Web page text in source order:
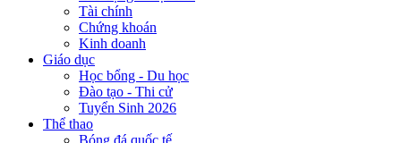
Tài chính
Chứng khoán
Kinh doanh
Giáo dục
Học bổng - Du học
Đào tạo - Thi cử
Tuyển Sinh 2026
Thể thao
Bóng đá quốc tế